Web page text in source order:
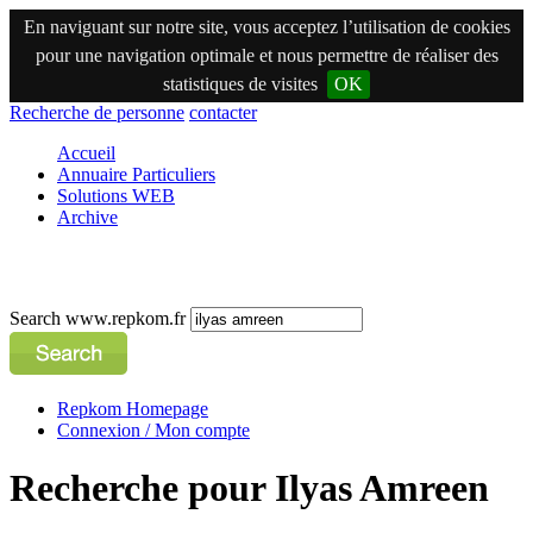
En naviguant sur notre site, vous acceptez l’utilisation de cookies
pour une navigation optimale et nous permettre de réaliser des
statistiques de visites
OK
Recherche de personne contacter
Accueil
Annuaire Particuliers
Solutions WEB
Archive
Search www.repkom.fr
Repkom Homepage
Connexion / Mon compte
Recherche pour Ilyas Amreen